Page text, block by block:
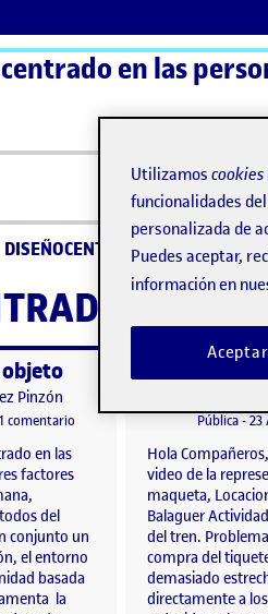
en las
DISEÑOCENTRADOENPERSONAS
Pinzón
2024 1:37 am
1 comentario en Interacción y objeto
en las
factores
del
conjunto un
el entorno
basada
la
Visibilidad:
Pública-23
Hola
video de la
maqueta,
Balaguer
del tren.
compra del
demasiado
directamente a
Utilizamos cookies
funcionalidades
personalizada de
Puedes aceptar,
información en
Aceptar